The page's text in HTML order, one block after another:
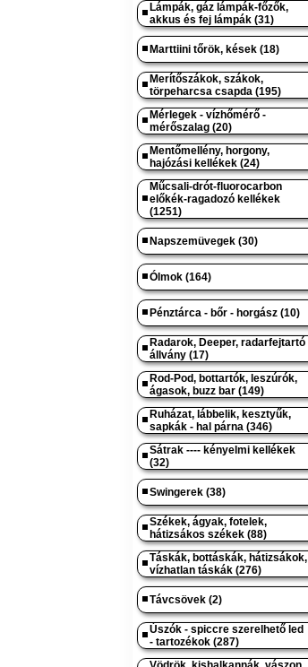
Lámpák, gáz lámpák-főzők,
akkus és fej lámpák (31)
Marttiini tőrök, kések (18)
Merítőszákok, szákok,
törpeharcsa csapda (195)
Mérlegek - vízhőmérő -
mérőszalag (20)
Mentőmellény, horgony,
hajózási kellékek (24)
Műcsali-drót-fluorocarbon
előkék-ragadozó kellékek
(1251)
Napszemüvegek (30)
Ólmok (164)
Pénztárca - bőr - horgász (10)
Radarok, Deeper, radarfejtartó
állvány (17)
Rod-Pod, bottartók, leszúrók,
ágasok, buzz bar (149)
Ruházat, lábbelik, kesztyűk,
sapkák - hal párna (346)
Sátrak ---- kényelmi kellékek
(32)
Swingerek (38)
Székek, ágyak, fotelek,
hátizsákos székek (88)
Táskák, bottáskák, hátizsákok,
vízhatlan táskák (276)
Távcsövek (2)
Úszók - spiccre szerelhető led
- tartozékok (287)